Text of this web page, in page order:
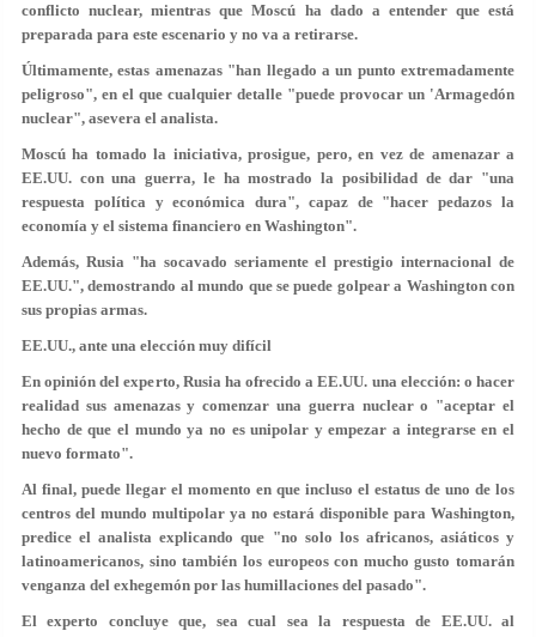
conflicto nuclear, mientras que Moscú ha dado a entender que está
preparada para este escenario y no va a retirarse.
Últimamente, estas amenazas "han llegado a un punto extremadamente
peligroso", en el que cualquier detalle "puede provocar un 'Armagedón
nuclear", asevera el analista.
Moscú ha tomado la iniciativa, prosigue, pero, en vez de amenazar a
EE.UU. con una guerra, le ha mostrado la posibilidad de dar "una
respuesta política y económica dura", capaz de "hacer pedazos la
economía y el sistema financiero en Washington".
Además, Rusia "ha socavado seriamente el prestigio internacional de
EE.UU.", demostrando al mundo que se puede golpear a Washington con
sus propias armas.
EE.UU., ante una elección muy difícil
En opinión del experto, Rusia ha ofrecido a EE.UU. una elección: o hacer
realidad sus amenazas y comenzar una guerra nuclear o "aceptar el
hecho de que el mundo ya no es unipolar y empezar a integrarse en el
nuevo formato".
Al final, puede llegar el momento en que incluso el estatus de uno de los
centros del mundo multipolar ya no estará disponible para Washington,
predice el analista explicando que "no solo los africanos, asiáticos y
latinoamericanos, sino también los europeos con mucho gusto tomarán
venganza del exhegemón por las humillaciones del pasado".
El experto concluye que, sea cual sea la respuesta de EE.UU. al